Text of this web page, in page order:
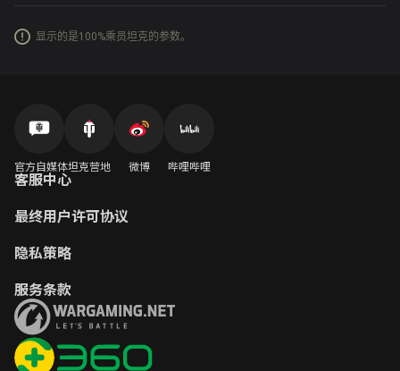
显示的是100%乘员坦克的参数。
官方自媒体坦克营地 微博 哔哩哔哩
客服中心
最终用户许可协议
隐私策略
服务条款